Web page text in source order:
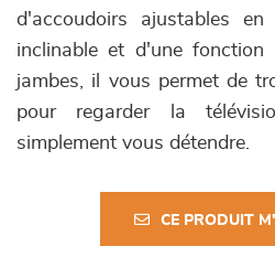
d'accoudoirs ajustables
inclinable et d'une fonction
jambes, il vous permet de
pour regarder la
simplement vous détendre.
CE PRODUIT